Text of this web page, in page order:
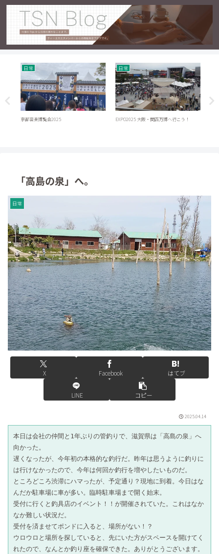
日常
京都音楽博覧会2025
日常
EXPO2025 大阪・関西万博へ行こう！
「高島の泉」へ。
日常
X Facebook はてブ
LINE コピー
2025.04.14
本日は会社の仲間と1年ぶりの管釣りで、滋賀県は「高島の泉」へ
向かった。
遅くなったが、今年初の本格的な釣行だ。昨年は思うように釣りに
は行けなかったので、今年は何回か釣行を増やしたいものだ。
ところどころ渋滞にハマったが、予定通り？現地に到着。今日はな
んだか駐車場に車が多い。臨時駐車場まで開く始末。
受付に行くと釣具店のイベント！！が開催されていた。これはなか
なか難しい状況だ。
受付を済ませてポンドに入ると、場所がない！？
ウロウロと場所を探していると、先にいた方がスペースを開けてく
れたので、なんとか釣り座を確保できた。ありがとうございます。